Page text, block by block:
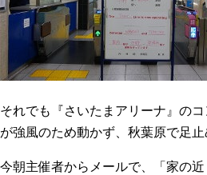
それでも『さいたまアリーナ』の
が強風のため動かず、秋葉原で足
今朝主催者からメールで、「家の